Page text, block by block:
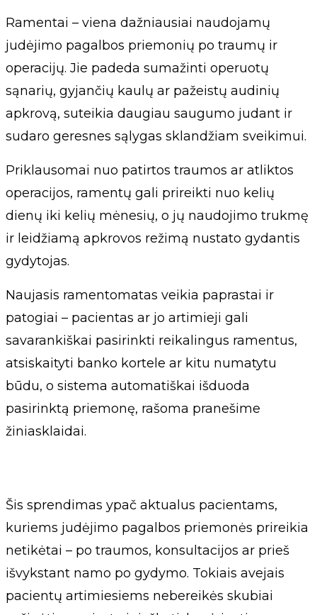
Ramentai – viena dažniausiai naudojamų
judėjimo pagalbos priemonių po traumų ir
operacijų. Jie padeda sumažinti operuotų
sąnarių, gyjančių kaulų ar pažeistų audinių
apkrovą, suteikia daugiau saugumo judant ir
sudaro geresnes sąlygas sklandžiam sveikimui.
Priklausomai nuo patirtos traumos ar atliktos
operacijos, ramentų gali prireikti nuo kelių
dienų iki kelių mėnesių, o jų naudojimo trukmę
ir leidžiamą apkrovos režimą nustato gydantis
gydytojas.
Naujasis ramentomatas veikia paprastai ir
patogiai – pacientas ar jo artimieji gali
savarankiškai pasirinkti reikalingus ramentus,
atsiskaityti banko kortele ar kitu numatytu
būdu, o sistema automatiškai išduoda
pasirinktą priemonę, rašoma pranešime
žiniasklaidai.
Šis sprendimas ypač aktualus pacientams,
kuriems judėjimo pagalbos priemonės prireikia
netikėtai – po traumos, konsultacijos ar prieš
išvykstant namo po gydymo. Tokiais avejais
pacientų artimiesiems nebereikės skubiai